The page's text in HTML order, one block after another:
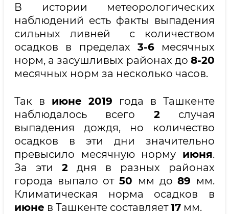
В истории метеорологических
наблюдений есть факты выпадения
сильных ливней с количеством
осадков в пределах 3-6месячных
норм, а засушливых районах до 8-20
месячных норм за несколько часов.
Так в июне 2019 года в Ташкенте
наблюдалось всего 2случая
выпадения дождя, но количество
осадков в эти дни значительно
превысило месячную норму июня.
За эти 2 дня в разных районах
города выпало от50 мм до89 мм.
Климатическая норма осадков в
июне в Ташкенте составляет17 мм.